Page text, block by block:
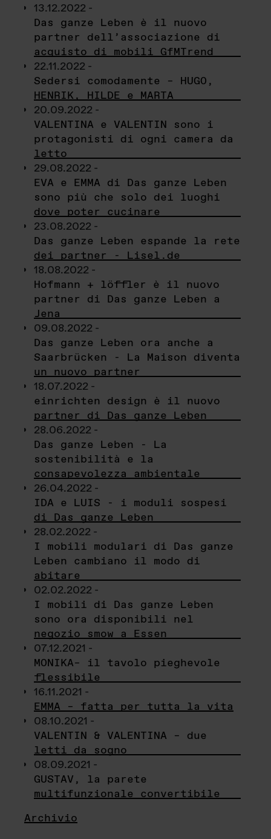
13.12.2022 -
Das ganze Leben è il nuovo
partner dell’associazione di
acquisto di mobili GfMTrend
22.11.2022 -
Sedersi comodamente – HUGO,
HENRIK, HILDE e MARTA
20.09.2022 -
VALENTINA e VALENTIN sono i
protagonisti di ogni camera da
letto
29.08.2022 -
EVA e EMMA di Das ganze Leben
sono più che solo dei luoghi
dove poter cucinare
23.08.2022 -
Das ganze Leben espande la rete
dei partner - Lisel.de
18.08.2022 -
Hofmann + löffler è il nuovo
partner di Das ganze Leben a
Jena
09.08.2022 -
Das ganze Leben ora anche a
Saarbrücken - La Maison diventa
un nuovo partner
18.07.2022 -
einrichten design è il nuovo
partner di Das ganze Leben
28.06.2022 -
Das ganze Leben - La
sostenibilità e la
consapevolezza ambientale
26.04.2022 -
IDA e LUIS - i moduli sospesi
di Das ganze Leben
28.02.2022 -
I mobili modulari di Das ganze
Leben cambiano il modo di
abitare
02.02.2022 -
I mobili di Das ganze Leben
sono ora disponibili nel
negozio smow a Essen
07.12.2021 -
MONIKA– il tavolo pieghevole
flessibile
16.11.2021 -
EMMA – fatta per tutta la vita
08.10.2021 -
VALENTIN & VALENTINA – due
letti da sogno
08.09.2021 -
GUSTAV, la parete
multifunzionale convertibile
Archivio